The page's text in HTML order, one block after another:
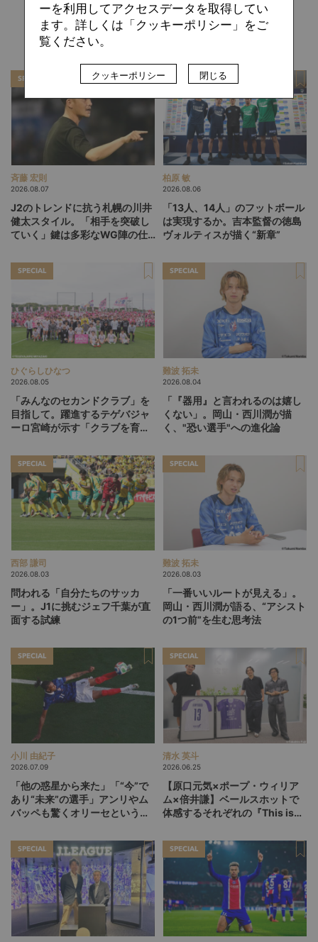
関連記事
SPECIAL
斉藤 宏則
2026.08.07
J2のトレンドに抗う札幌の川井
健太スタイル。「相手を突破し
ていく」鍵は多彩なWG陣の仕
柏原 敏
2026.08.06
「13人、14人」のフットボール
は実現するか。吉本監督の徳島
ヴォルティスが描く“新章”
SPECIAL
ひぐらしひなつ
2026.08.05
「みんなのセカンドクラブ」を
目指して。躍進するテゲバジャ
ーロ宮崎が示す「クラブを育て
SPECIAL
難波 拓未
2026.08.04
「『器用』と言われるのは嬉し
くない」。岡山・西川潤が描
く、"恐い選手"への進化論
SPECIAL
西部 謙司
2026.08.03
問われる「自分たちのサッカ
ー」。J1に挑むジェフ千葉が直
面する試練
SPECIAL
難波 拓未
2026.08.03
「一番いいルートが見える」。
岡山・西川潤が語る、“アシスト
の1つ前”を生む思考法
SPECIAL
小川 由紀子
2026.07.09
「他の惑星から来た」「“今”で
あり“未来”の選手」アンリやム
バッペも驚くオリーセというフ
SPECIAL
清水 英斗
2026.06.25
【原口元気×ポープ・ウィリア
ム×倍井謙】ベールスホットで
体感するそれぞれの『This is
SPECIAL SPECIAL
ーを利用してアクセスデータを取得してい
ます。詳しくは「クッキーポリシー」をご
覧ください。
クッキーポリシー 閉じる